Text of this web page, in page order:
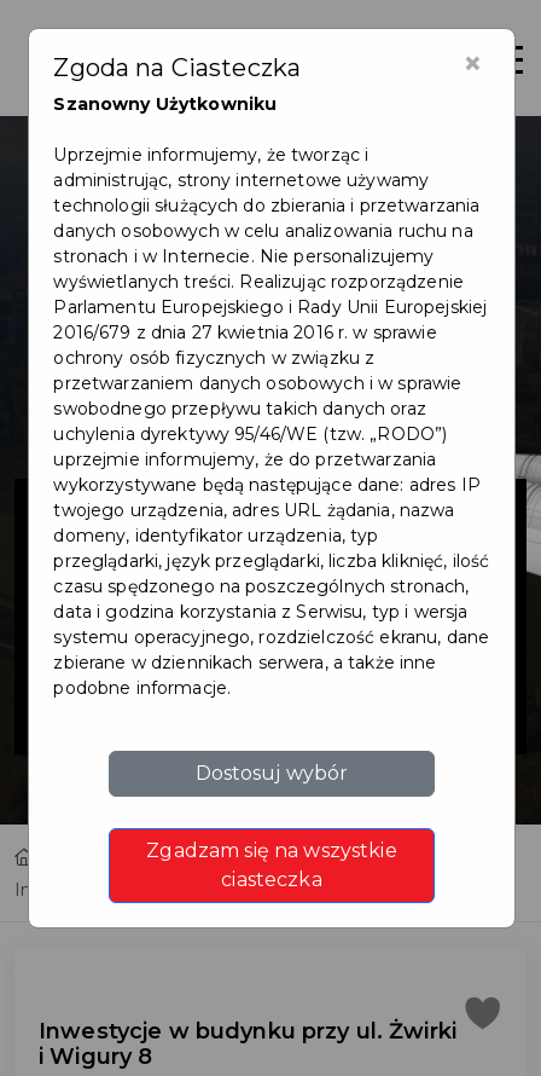
Inwestycje w
budynku przy
ul. Żwirki i
Wigury 8
Inwestycje
Inwestycje w budynku przy ul. Żwirki i Wigury 8
Inwestycje w budynku przy ul. Żwirki
i Wigury 8
×
Zgoda na Ciasteczka
Szanowny Użytkowniku
Uprzejmie informujemy, że tworząc i
administrując, strony internetowe używamy
technologii służących do zbierania i przetwarzania
danych osobowych w celu analizowania ruchu na
stronach i w Internecie. Nie personalizujemy
wyświetlanych treści. Realizując rozporządzenie
Parlamentu Europejskiego i Rady Unii Europejskiej
2016/679 z dnia 27 kwietnia 2016 r. w sprawie
ochrony osób fizycznych w związku z
przetwarzaniem danych osobowych i w sprawie
swobodnego przepływu takich danych oraz
uchylenia dyrektywy 95/46/WE (tzw. „RODO”)
uprzejmie informujemy, że do przetwarzania
wykorzystywane będą następujące dane: adres IP
twojego urządzenia, adres URL żądania, nazwa
domeny, identyfikator urządzenia, typ
przeglądarki, język przeglądarki, liczba kliknięć, ilość
czasu spędzonego na poszczególnych stronach,
data i godzina korzystania z Serwisu, typ i wersja
systemu operacyjnego, rozdzielczość ekranu, dane
zbierane w dziennikach serwera, a także inne
podobne informacje.
Dostosuj wybór
Zgadzam się na wszystkie
ciasteczka